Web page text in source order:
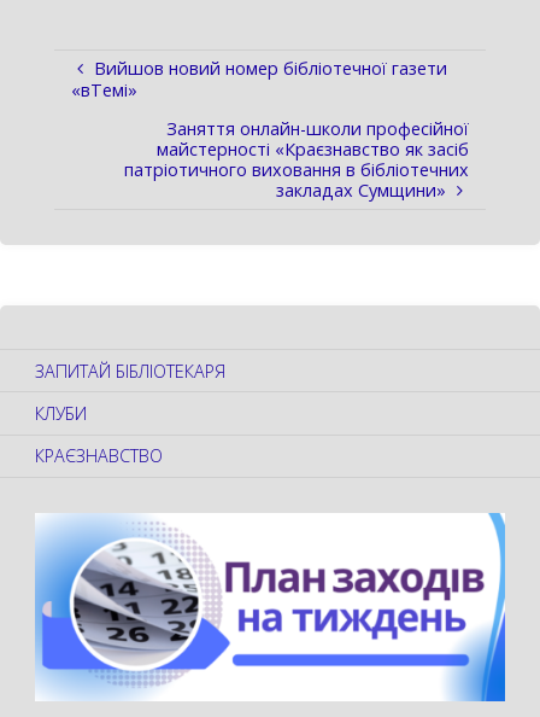
Вийшов новий номер бібліотечної газети
«вТемі»
Заняття онлайн-школи професійної
майстерності «Краєзнавство як засіб
патріотичного виховання в бібліотечних
закладах Сумщини»
ЗАПИТАЙ БІБЛІОТЕКАРЯ
КЛУБИ
КРАЄЗНАВСТВО